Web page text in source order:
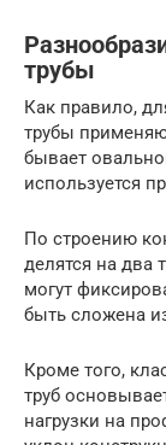
трубы
Как правило,
трубы
бывает
используется
По строению
делятся на два
могут
быть сложена
Кроме того,
труб
нагрузки на